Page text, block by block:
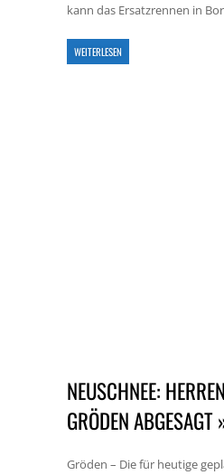
kann das Ersatzrennen in
WEITERLESEN
NEUSCHNEE:
GRÖDEN ABGESAGT
Gröden – Die für heutige